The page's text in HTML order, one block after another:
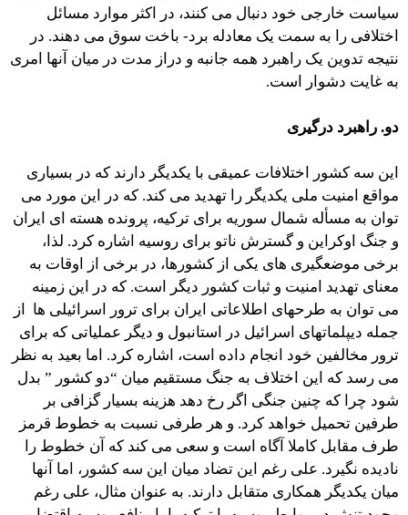
سیاست خارجی خود دنبال می کنند، در اکثر موارد مسائل
اختلافی را به سمت یک معادله برد- باخت سوق می دهند. در
نتیجه تدوین یک راهبرد همه جانبه و دراز مدت در میان آنها امری
به غایت دشوار است.
دو. راهبرد درگیری
این سه کشور اختلافات عمیقی با یکدیگر دارند که در بسیاری
مواقع امنیت ملی یکدیگر را تهدید می کند. که در این مورد می
توان به مسأله شمال سوریه برای ترکیه، پرونده هسته ای ایران
و جنگ اوکراین و گسترش ناتو برای روسیه اشاره کرد. لذا،
برخی موضعگیری های یکی از کشورها، در برخی از اوقات به
معنای تهدید امنیت و ثبات کشور دیگر است. که در این زمینه
می توان به طرحهای اطلاعاتی ایران برای ترور اسرائیلی ها از
جمله دیپلماتهای اسرائیل در استانبول و دیگر عملیاتی که برای
ترور مخالفین خود انجام داده است، اشاره کرد. اما بعید به نظر
می رسد که این اختلاف به جنگ مستقیم میان “دو کشور ” بدل
شود چرا که چنین جنگی اگر رخ دهد هزینه بسیار گزافی بر
طرفین تحمیل خواهد کرد. و هر طرفی نسبت به خطوط قرمز
طرف مقابل کاملا آگاه است و سعی می کند که آن خطوط را
نادیده نگیرد. علی رغم این تضاد میان این سه کشور، اما آنها
میان یکدیگر همکاری متقابل دارند. به عنوان مثال، علی رغم